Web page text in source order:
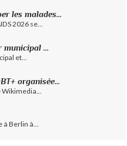
les malades...
2026 se...
municipal ...
et...
organisée...
à Berlin à...